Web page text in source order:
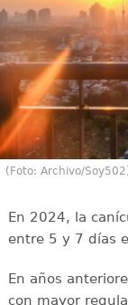
(Foto: Archivo/
En 2024, la
entre 5 y 7 días
En años
con mayor